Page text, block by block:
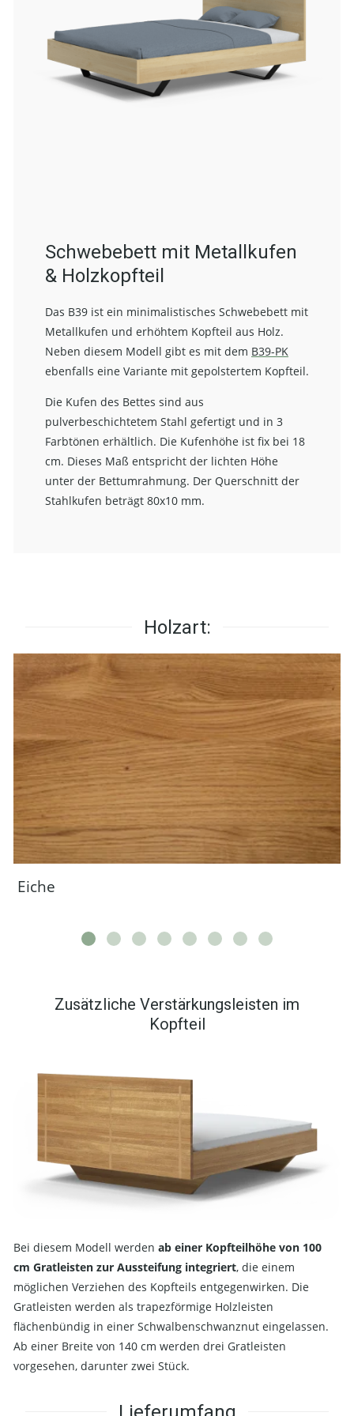
Schwebebett mit Metallkufen
& Holzkopfteil
Das B39 ist ein minimalistisches Schwebebett mit
Metallkufen und erhöhtem Kopfteil aus Holz.
Neben diesem Modell gibt es mit dem B39-PK
ebenfalls eine Variante mit gepolstertem Kopfteil.
Die Kufen des Bettes sind aus
pulverbeschichtetem Stahl gefertigt und in 3
Farbtönen erhältlich. Die Kufenhöhe ist fix bei 18
cm. Dieses Maß entspricht der lichten Höhe
unter der Bettumrahmung. Der Querschnitt der
Stahlkufen beträgt 80x10 mm.
Holzart:
Eiche
Zusätzliche Verstärkungsleisten im
Kopfteil
Bei diesem Modell werden ab einer Kopfteilhöhe von 100
cm Gratleisten zur Aussteifung integriert, die einem
möglichen Verziehen des Kopfteils entgegenwirken. Die
Gratleisten werden als trapezförmige Holzleisten
flächenbündig in einer Schwalbenschwanznut eingelassen.
Ab einer Breite von 140 cm werden drei Gratleisten
vorgesehen, darunter zwei Stück.